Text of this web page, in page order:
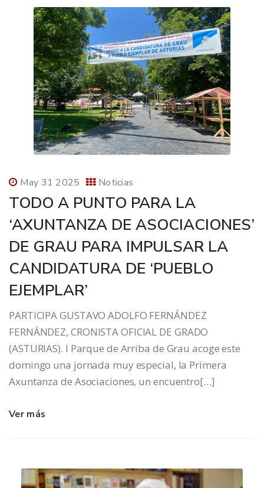
May 31 2025 Noticias
TODO A PUNTO PARA LA
‘AXUNTANZA DE ASOCIACIONES’
DE GRAU PARA IMPULSAR LA
CANDIDATURA DE ‘PUEBLO
EJEMPLAR’
PARTICIPA GUSTAVO ADOLFO FERNÁNDEZ
FERNÁNDEZ, CRONISTA OFICIAL DE GRADO
(ASTURIAS). l Parque de Arriba de Grau acoge este
domingo una jornada muy especial, la Primera
Axuntanza de Asociaciones, un encuentro[…]
Ver más